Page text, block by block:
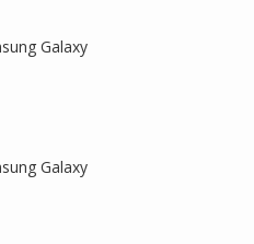
Galaxy
Galaxy